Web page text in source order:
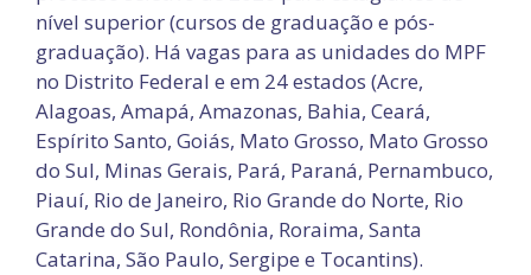
nível superior (cursos de graduação e pós-
graduação). Há vagas para as unidades do MPF
no Distrito Federal e em 24 estados (Acre,
Alagoas, Amapá, Amazonas, Bahia, Ceará,
Espírito Santo, Goiás, Mato Grosso, Mato Grosso
do Sul, Minas Gerais, Pará, Paraná, Pernambuco,
Piauí, Rio de Janeiro, Rio Grande do Norte, Rio
Grande do Sul, Rondônia, Roraima, Santa
Catarina, São Paulo, Sergipe e Tocantins).